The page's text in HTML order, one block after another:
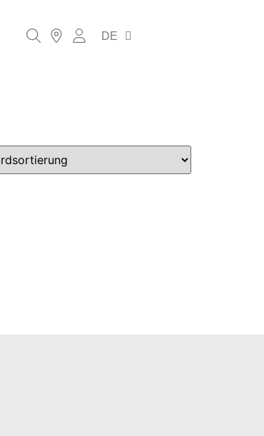
DE
IT